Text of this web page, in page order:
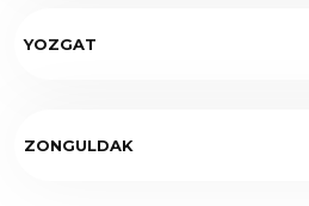
YOZGAT
ZONGULDAK